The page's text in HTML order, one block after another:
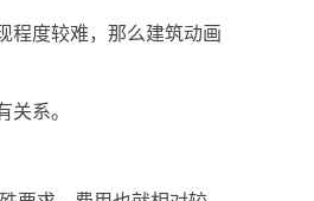
程度较难，那么建筑动画
系。